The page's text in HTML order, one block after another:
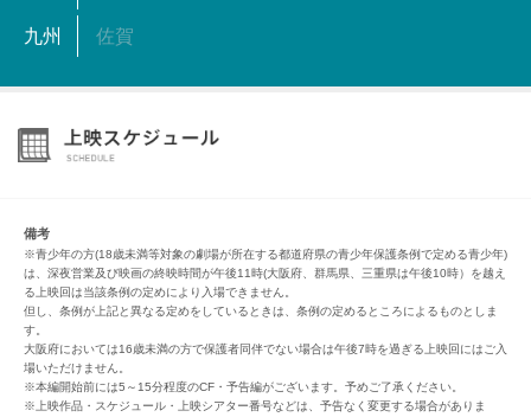
九州 佐賀
備考
※青少年の方(18歳未満等対象の劇場が所在する都道府県の青少年保護条例で定める青少年)
は、深夜営業及び映画の終映時間が午後11時(大阪府、群馬県、三重県は午後10時）を越え
る上映回は当該条例の定めにより入場できません。
但し、条例が上記と異なる定めをしているときは、条例の定めるところによるものとしま
す。
大阪府においては16歳未満の方で保護者同伴でない場合は午後7時を過ぎる上映回にはご入
場いただけません。
※本編開始前には5～15分程度のCF・予告編がございます。予めご了承ください。
※上映作品・スケジュール・上映シアター番号などは、予告なく変更する場合がありま